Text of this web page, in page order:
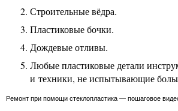
Строительные вёдра.
Пластиковые бочки.
Дождевые отливы.
Любые пластиковые детали
и техники, не испытывающие
Ремонт при помощи стеклопластика — пошаговое